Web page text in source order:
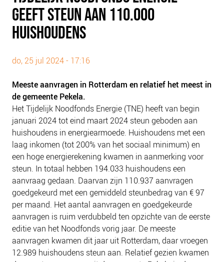
PLINKR NAZORG
SOCIALDEBT
DOORBRAAKMETHODE
NEDERLANDSE SCHULDHULPROUTE (NSR)
OVER ONS
VISIE EN MISSIE
HET TEAM
ONZE PARTNERS
VACATURES
IN DE MEDIA
OVER NCFG
NIEUWS
BLOGS
GEEFT STEUN AAN 110.000
HUISHOUDENS
do, 25 jul 2024 - 17:16
Meeste aanvragen in Rotterdam en relatief het meest in
de gemeente Pekela.
Het Tijdelijk Noodfonds Energie (TNE) heeft van begin
januari 2024 tot eind maart 2024 steun geboden aan
huishoudens in energiearmoede. Huishoudens met een
laag inkomen (tot 200% van het sociaal minimum) en
een hoge energierekening kwamen in aanmerking voor
steun. In totaal hebben 194.033 huishoudens een
aanvraag gedaan. Daarvan zijn 110.937 aanvragen
goedgekeurd met een gemiddeld steunbedrag van € 97
per maand. Het aantal aanvragen en goedgekeurde
aanvragen is ruim verdubbeld ten opzichte van de eerste
editie van het Noodfonds vorig jaar. De meeste
aanvragen kwamen dit jaar uit Rotterdam, daar vroegen
12.989 huishoudens steun aan. Relatief gezien kwamen